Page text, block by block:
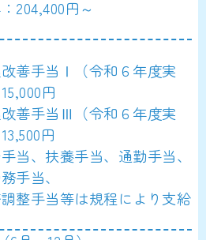
204,400円～
改善手当Ⅰ（令和６年度実
円
改善手当Ⅲ（令和６年度実
円
手当、扶養手当、通勤手当、
手当、
整手当等は規程により支給